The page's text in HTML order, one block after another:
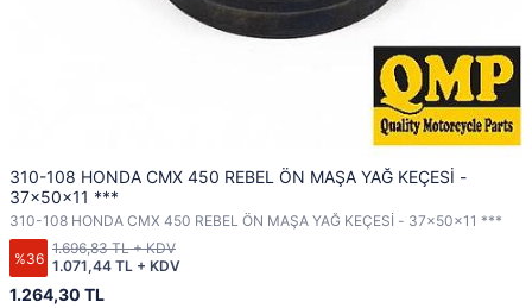
310-108 HONDA CMX 450 REBEL ÖN MAŞA YAĞ KEÇESİ -
37x50x11 ***
310-108 HONDA CMX 450 REBEL ÖN MAŞA YAĞ KEÇESİ - 37x50x11 ***
%36
1.264,30 TL
1.071,44 TL + KDV
1.696,83 TL + KDV